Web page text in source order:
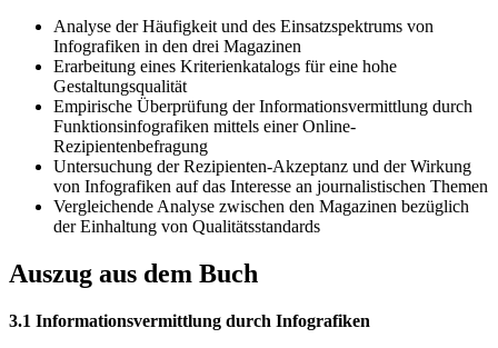
Analyse der Häufigkeit und des Einsatzspektrums von
Infografiken in den drei Magazinen
Erarbeitung eines Kriterienkatalogs für eine hohe
Gestaltungsqualität
Empirische Überprüfung der Informationsvermittlung durch
Funktionsinfografiken mittels einer Online-
Rezipientenbefragung
Untersuchung der Rezipienten-Akzeptanz und der Wirkung
von Infografiken auf das Interesse an journalistischen Themen
Vergleichende Analyse zwischen den Magazinen bezüglich
der Einhaltung von Qualitätsstandards
Auszug aus dem Buch
3.1 Informationsvermittlung durch Infografiken